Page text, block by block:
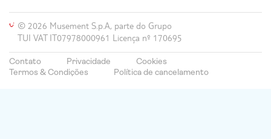
© 2026 Musement S.p.A, parte do Grupo
TUI VAT IT07978000961 Licença nº 170695
Contato Privacidade
Cookies
Termos & Condições
Política de cancelamento